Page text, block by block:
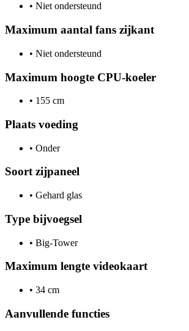
• Niet ondersteund
Maximum aantal fans zijkant
• Niet ondersteund
Maximum hoogte CPU-koeler
• 155 cm
Plaats voeding
• Onder
Soort zijpaneel
• Gehard glas
Type bijvoegsel
• Big-Tower
Maximum lengte videokaart
• 34 cm
Aanvullende functies